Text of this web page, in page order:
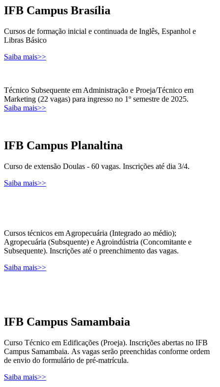
IFB Campus Brasília
Cursos de formação inicial e continuada de Inglês, Espanhol e
Libras Básico
Saiba mais>>
Técnico Subsequente em Administração e Proeja/Técnico em
Marketing (22 vagas) para ingresso no 1º semestre de 2025.
Saiba mais>>
IFB Campus Planaltina
Curso de extensão Doulas - 60 vagas. Inscrições até dia 3/4.
Saiba mais>>
Cursos técnicos em Agropecuária (Integrado ao médio);
Agropecuária (Subsquente) e Agroindústria (Concomitante e
Subsequente). Inscrições até o preenchimento das vagas.
Saiba mais>>
IFB Campus Samambaia
Curso Técnico em Edificações (Proeja). Inscrições abertas no IFB
Campus Samambaia. As vagas serão preenchidas conforme ordem
de envio do formulário de pré-matrícula.
Saiba mais>>